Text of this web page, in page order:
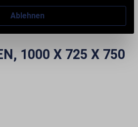
MIT 5
1000 X 725 X 750
Ablehnen